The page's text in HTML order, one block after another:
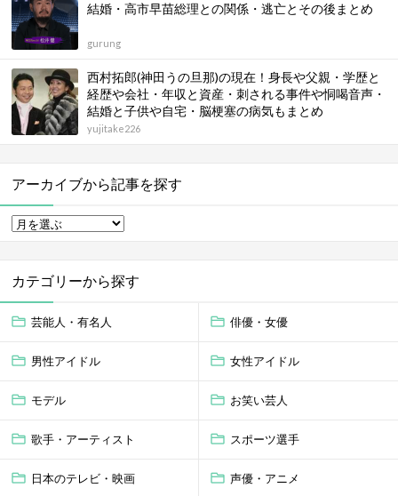
結婚・高市早苗総理との関係・逃亡とその後まとめ
gurung
西村拓郎(神田うの旦那)の現在！身長や父親・学歴と
経歴や会社・年収と資産・刺される事件や恫喝音声・
結婚と子供や自宅・脳梗塞の病気もまとめ
yujitake226
アーカイブから記事を探す
カテゴリーから探す
芸能人・有名人 俳優・女優
男性アイドル 女性アイドル
モデル お笑い芸人
歌手・アーティスト スポーツ選手
日本のテレビ・映画 声優・アニメ